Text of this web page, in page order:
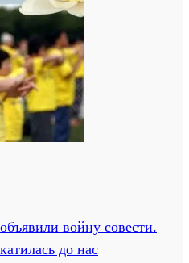
войну совести.
до нас